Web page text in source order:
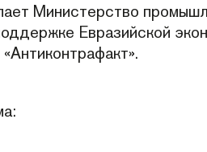
Министерство
Евразийской